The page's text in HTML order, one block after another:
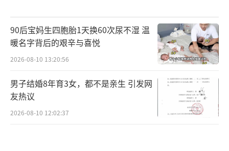
90后宝妈生四胞胎1天换60次尿不湿 温
暖名字背后的艰辛与喜悦
2026-08-10 13:20:56
男子结婚8年育3女，都不是亲生 引发网
友热议
2026-08-10 12:02:37